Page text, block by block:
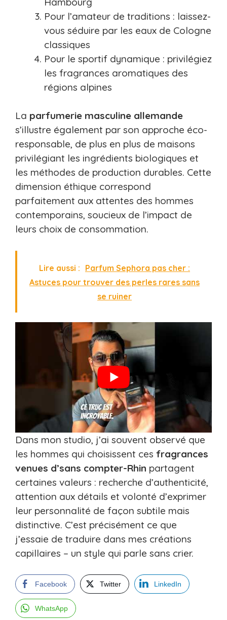
Pour l’amateur de traditions : laissez-
vous séduire par les eaux de Cologne
classiques
Pour le sportif dynamique : privilégiez
les fragrances aromatiques des
régions alpines
La parfumerie masculine allemande
s’illustre également par son approche éco-
responsable, de plus en plus de maisons
privilégiant les ingrédients biologiques et
les méthodes de production durables. Cette
dimension éthique correspond
parfaitement aux attentes des hommes
contemporains, soucieux de l’impact de
leurs choix de consommation.
Lire aussi : Parfum Sephora pas cher :
Astuces pour trouver des perles rares sans
se ruiner​
Dans mon studio, j’ai souvent observé que
les hommes qui choisissent ces fragrances
venues d’sans compter-Rhin partagent
certaines valeurs : recherche d’authenticité,
attention aux détails et volonté d’exprimer
leur personnalité de façon subtile mais
distinctive. C’est précisément ce que
j’essaie de traduire dans mes créations
capillaires – un style qui parle sans crier.
Facebook Twitter LinkedIn
WhatsApp